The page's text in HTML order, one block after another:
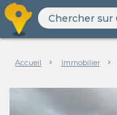
Accueil Immobilier